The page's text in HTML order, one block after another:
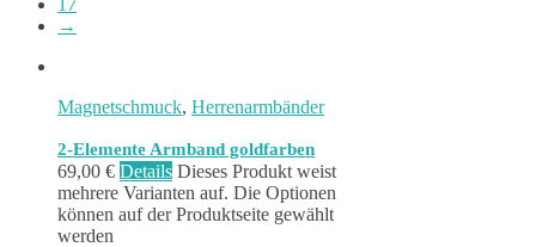
→
Magnetschmuck, Herrenarmbänder
2-Elemente Armband goldfarben
69,00 € Details Dieses Produkt weist
mehrere Varianten auf. Die Optionen
können auf der Produktseite gewählt
werden